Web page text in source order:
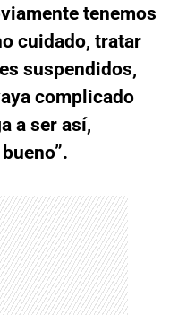
tenemos
cuidado, tratar
suspendidos,
complicado
a ser así,